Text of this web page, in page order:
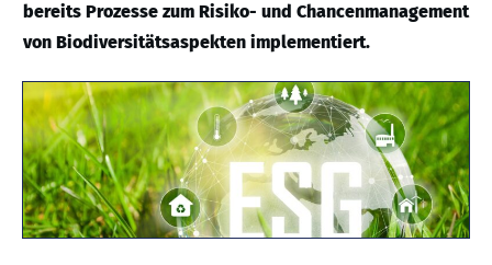
bereits Prozesse zum Risiko- und Chancenmanagement
von Biodiversitätsaspekten implementiert.